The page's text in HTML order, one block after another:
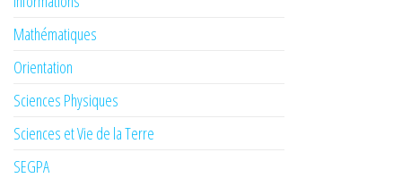
Mathématiques
Orientation
Sciences Physiques
Sciences et Vie de la Terre
SEGPA